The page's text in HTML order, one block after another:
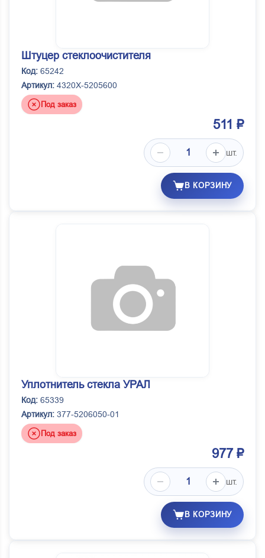
Штуцер стеклоочистителя
Код: 65242
Артикул: 4320Х-5205600
Под заказ
511 ₽
шт.
В КОРЗИНУ
Уплотнитель стекла УРАЛ
Код: 65339
Артикул: 377-5206050-01
Под заказ
977 ₽
шт.
В КОРЗИНУ